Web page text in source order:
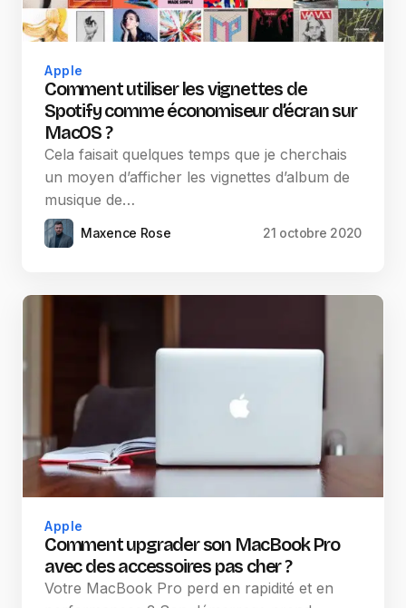
Apple
Comment utiliser les vignettes de
Spotify comme économiseur d’écran sur
MacOS ?
Cela faisait quelques temps que je cherchais
un moyen d’afficher les vignettes d’album de
musique de…
Maxence Rose 21 octobre 2020
Apple
Comment upgrader son MacBook Pro
avec des accessoires pas cher ?
Votre MacBook Pro perd en rapidité et en